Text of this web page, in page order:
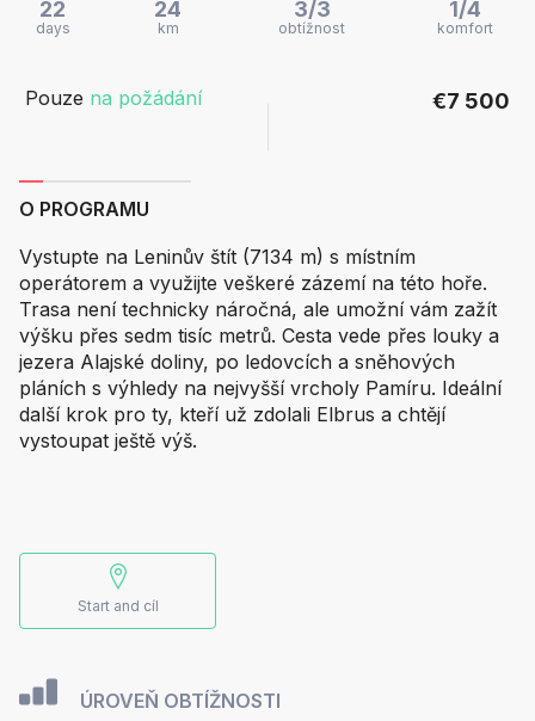
22
days
24
km
3/3
obtížnost
1/4
komfort
Pouze na požádání €7 500
O PROGRAMU
Vystupte na Leninův štít (7134 m) s místním
operátorem a využijte veškeré zázemí na této hoře.
Trasa není technicky náročná, ale umožní vám zažít
výšku přes sedm tisíc metrů. Cesta vede přes louky a
jezera Alajské doliny, po ledovcích a sněhových
pláních s výhledy na nejvyšší vrcholy Pamíru. Ideální
další krok pro ty, kteří už zdolali Elbrus a chtějí
vystoupat ještě výš.
Start and cíl
ÚROVEŇ OBTÍŽNOSTI